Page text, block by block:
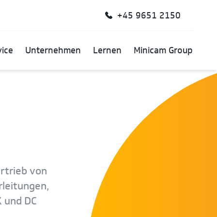
+45 9651 2150
Unternehmen Lernen Minicam Group
von
und DC